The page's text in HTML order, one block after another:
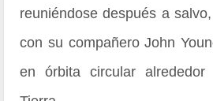
reuniéndose después a
con su compañero John
en órbita circular